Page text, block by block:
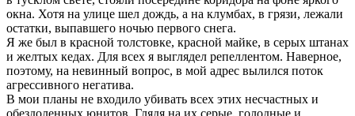
окна. Хотя на улице шел дождь, а на клумбах, в грязи, лежали
остатки, выпавшего ночью первого снега.
Я же был в красной толстовке, красной майке, в серых штанах
и желтых кедах. Для всех я выглядел репеллентом. Наверное,
поэтому, на невинный вопрос, в мой адрес вылился поток
агрессивного негатива.
В мои планы не входило убивать всех этих несчастных и
обездоленных юнитов. Глядя на их серые, голодные и